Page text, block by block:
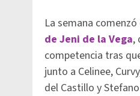
La semana comenzó
de Jeni de la Vega,
competencia tras
junto a Celinee,
del Castillo y